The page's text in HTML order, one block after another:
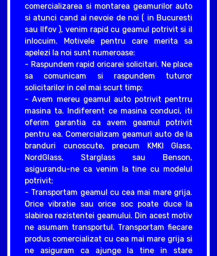
comercializarea si montarea geamurilor auto
si atunci cand ai nevoie de noi ( in Bucuresti
sau Ilfov ), venim rapid cu geamul potrivit si il
inlocuim. Motivele pentru care merita sa
apelezi la noi sunt numeroase:
- Raspundem rapid oricarei solicitari. Ne place
sa comunicam si raspundem tuturor
solicitarilor in cel mai scurt timp;
- Avem mereu geamul auto potrivit pentrru
masina ta. Indiferent ce masina conduci, iti
oferim garantia ca avem geamul potrivit
pentru ea. Comercializam geamuri auto de la
branduri cunoscute, precum KMKI Glass,
NordGlass, Starglass sau Benson,
asigurandu-ne ca venim la tine cu modelul
potrivit;
- Transportam geamul cu cea mai mare grija.
Orice vibratie sau orice soc poate duce la
slabirea rezistentei geamului. Din acest motiv
ne asumam transportul. Transportam fiecare
produs comercializat cu cea mai mare grija si
ne asiguram ca ajunge la tine in stare